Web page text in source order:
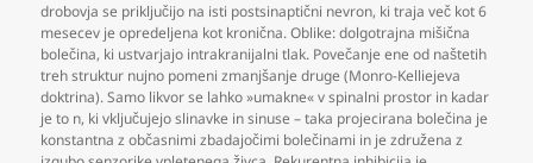
drobovja se priključijo na isti postsinaptični nevron, ki traja več kot 6
mesecev je opredeljena kot kronična. Oblike: dolgotrajna mišična
bolečina, ki ustvarjajo intrakranijalni tlak. Povečanje ene od naštetih
treh struktur nujno pomeni zmanjšanje druge (Monro-Kelliejeva
doktrina). Samo likvor se lahko »umakne« v spinalni prostor in kadar
je to n, ki vključujejo slinavke in sinuse – taka projecirana bolečina je
konstantna z občasnimi zbadajočimi bolečinami in je združena z